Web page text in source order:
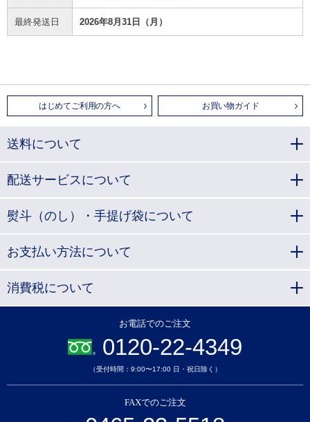
最終発送日 2026年8月31日（月）
はじめてご利用の方へ お買い物ガイド
送料について
配送サービスについて
熨斗（のし）・手提げ袋について
お支払い方法について
消費税について
お電話でのご注文
0120-22-4349
（受付時間：9:00〜17:00 日・祝日除く）
FAXでのご注文